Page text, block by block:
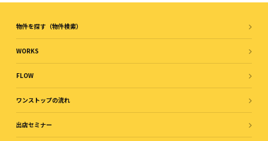
物件を探す（物件検索）
WORKS
FLOW
ワンストップの流れ
出店セミナー